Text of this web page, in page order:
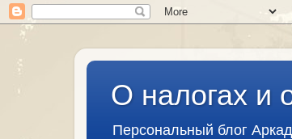
О налогах и
Персональный блог